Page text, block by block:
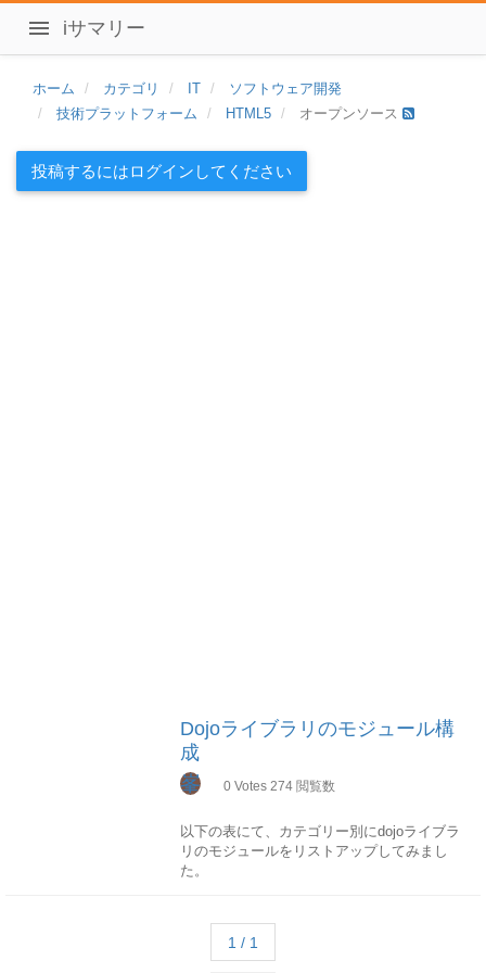
iサマリー
ホーム カテゴリ IT
ソフトウェア開発
技術プラットフォーム
HTML5 オープンソース
投稿するにはログインしてください
Dojoライブラリのモジュール構
成
峯 0 Votes 274 閲覧数
以下の表にて、カテゴリー別にdojoライブラ
リのモジュールをリストアップしてみまし
た。
deprecatedな関数を実行したときに警告を出
1 / 1